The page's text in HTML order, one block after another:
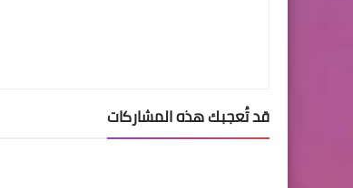
قد تُعجبك هذه المشاركات